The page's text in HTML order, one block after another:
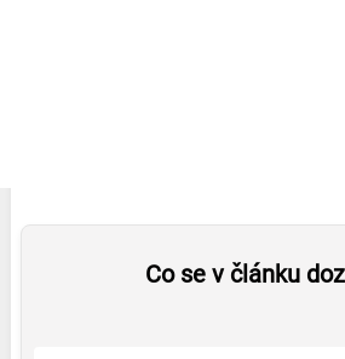
Co se v článku